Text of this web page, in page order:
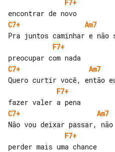
F7+
C7+
Am7
F7+
C7+
Am7
F7+
C7+
Am7
F7+
perder mais uma chance